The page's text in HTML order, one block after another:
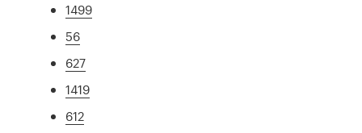
1499
56
627
1419
612